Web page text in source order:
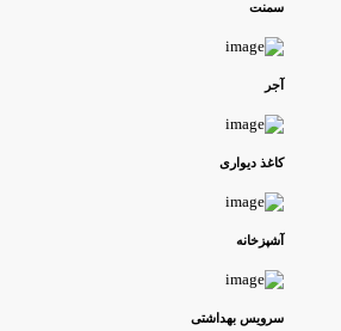
سمنت
آجر
کاغذ دیواری
آشپزخانه
سرویس بهداشتی